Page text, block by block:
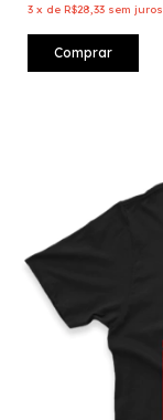
3 x de R$28,33 sem juros
Comprar